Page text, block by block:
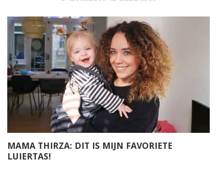
MAMA THIRZA: DIT IS MIJN FAVORIETE
LUIERTAS!